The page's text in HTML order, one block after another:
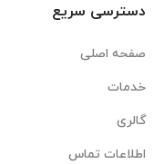
دسترسی سریع
صفحه اصلی
خدمات
گالری
اطلاعات تماس